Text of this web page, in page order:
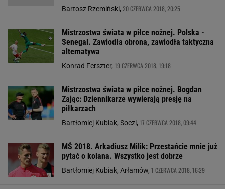
Bartosz Rzemiński, 20 CZERWCA 2018, 20:25
Mistrzostwa świata w piłce nożnej. Polska -
Senegal. Zawiodła obrona, zawiodła taktyczna
alternatywa
Konrad Ferszter, 19 CZERWCA 2018, 19:18
Mistrzostwa świata w piłce nożnej. Bogdan
Zając: Dziennikarze wywierają presję na
piłkarzach
Bartłomiej Kubiak, Soczi, 17 CZERWCA 2018, 09:44
MŚ 2018. Arkadiusz Milik: Przestańcie mnie już
pytać o kolana. Wszystko jest dobrze
Bartłomiej Kubiak, Arłamów, 1 CZERWCA 2018, 16:29